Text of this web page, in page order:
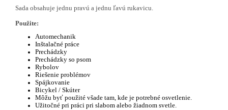
Sada obsahuje jednu pravú a jednu ľavú rukavicu.
Použite:
Automechanik
Inštalačné práce
Prechádzky
Prechádzky so psom
Rybolov
Riešenie problémov
Spájkovanie
Bicykel / Skúter
Môžu byť použité všade tam, kde je potrebné osvetlenie.
Užitočné pri práci pri slabom alebo žiadnom svetle.